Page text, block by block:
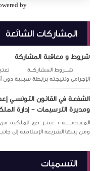
by
المشاركات الشائعة
شروط و معاقبة المشاركة
شـــروط المشاركــة تعتبــر
الإجرامي ونتيجته برابطة سببية
الشفعـة في القانـون
ومديرة الترسيمات – إدارة
المـقـدمــــــة : عتبـر حق الملكية
ومن بينها الشريعة الإسلامية إلى
التسميات